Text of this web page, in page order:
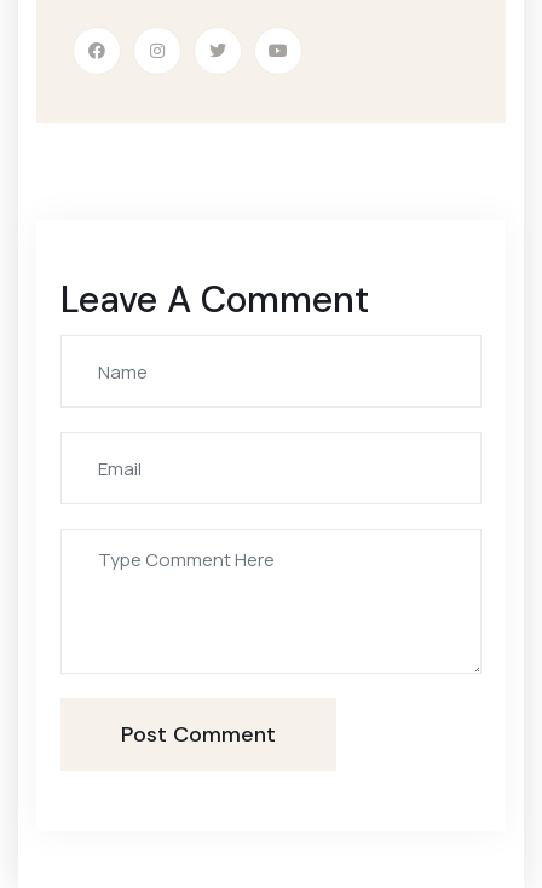
Leave A Comment
Post Comment